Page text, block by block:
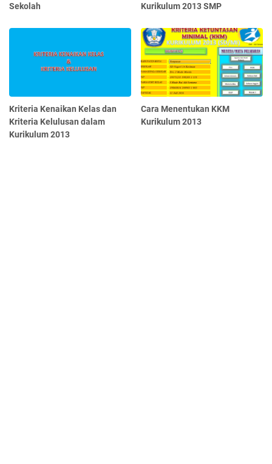
Sekolah
Kurikulum 2013 SMP
Kriteria Kenaikan Kelas dan
Kriteria Kelulusan dalam
Kurikulum 2013
Cara Menentukan KKM
Kurikulum 2013